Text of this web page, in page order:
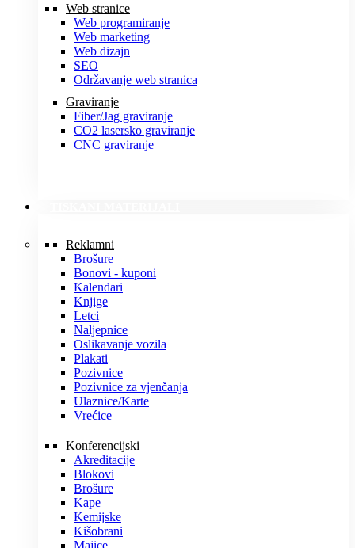
Web stranice
Web programiranje
Web marketing
Web dizajn
SEO
Održavanje web stranica
Graviranje
Fiber/Jag graviranje
CO2 lasersko graviranje
CNC graviranje
Reklamni
Brošure
Bonovi - kuponi
Kalendari
Knjige
Letci
Naljepnice
Oslikavanje vozila
Plakati
Pozivnice
Pozivnice za vjenčanja
Ulaznice/Karte
Vrećice
Konferencijski
Akreditacije
Blokovi
Brošure
Kape
Kemijske
Kišobrani
Majice